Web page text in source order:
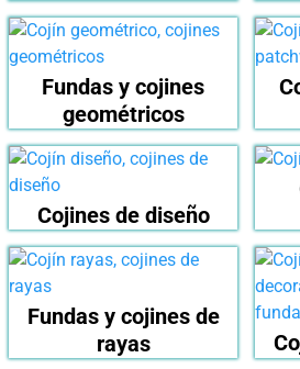
Fundas y cojines
geométricos
Cojines de diseño
Fundas y cojines de
rayas